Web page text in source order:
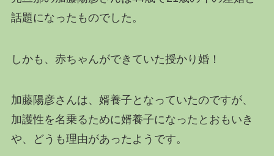
話題になったものでした。
しかも、赤ちゃんができていた授かり婚！
加藤陽彦さんは、婿養子となっていたのですが、
加護性を名乗るために婿養子になったとおもいき
や、どうも理由があったようです。